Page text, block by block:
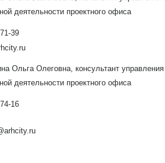
деятельности проектного офиса
39
Ольга Олеговна, консультант
деятельности проектного офиса
16